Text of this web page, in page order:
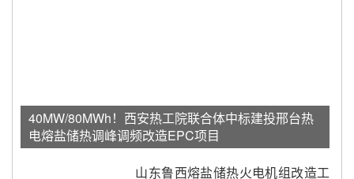
40MW/80MWh！西安热工院联合体中标建投邢台热
电熔盐储热调峰调频改造EPC项目
山东鲁西熔盐储热火电机组改造工